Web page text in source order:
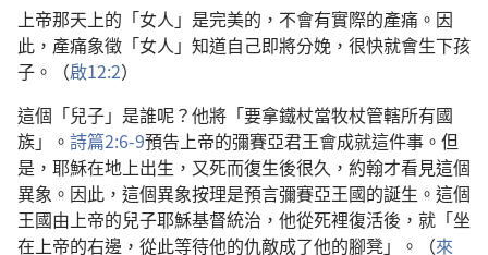
上帝那天上的「女人」是完美的，不會有實際的產痛。因
此，產痛象徵「女人」知道自己即將分娩，很快就會生下孩
子。（啟12:2）
這個「兒子」是誰呢？他將「要拿鐵杖當牧杖管轄所有國
族」。 詩篇2:6-9預告上帝的彌賽亞君王會成就這件事。但
是，耶穌在地上出生，又死而復生後很久，約翰才看見這個
異象。因此，這個異象按理是預言彌賽亞王國的誕生。這個
王國由上帝的兒子耶穌基督統治，他從死裡復活後，就「坐
在上帝的右邊，從此等待他的仇敵成了他的腳凳」。（來